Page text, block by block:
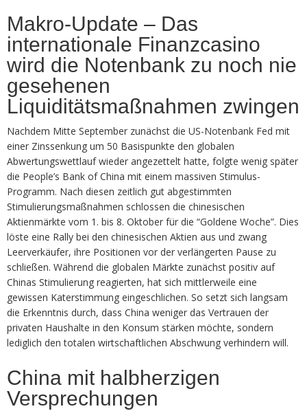
Makro-Update – Das
internationale Finanzcasino
wird die Notenbank zu noch nie
gesehenen
Liquiditätsmaßnahmen zwingen
Nachdem Mitte September zunächst die US-Notenbank Fed mit
einer Zinssenkung um 50 Basispunkte den globalen
Abwertungswettlauf wieder angezettelt hatte, folgte wenig später
die People’s Bank of China mit einem massiven Stimulus-
Programm. Nach diesen zeitlich gut abgestimmten
Stimulierungsmaßnahmen schlossen die chinesischen
Aktienmärkte vom 1. bis 8. Oktober für die “Goldene Woche”. Dies
löste eine Rally bei den chinesischen Aktien aus und zwang
Leerverkäufer, ihre Positionen vor der verlängerten Pause zu
schließen. Während die globalen Märkte zunächst positiv auf
Chinas Stimulierung reagierten, hat sich mittlerweile eine
gewissen Katerstimmung eingeschlichen. So setzt sich langsam
die Erkenntnis durch, dass China weniger das Vertrauen der
privaten Haushalte in den Konsum stärken möchte, sondern
lediglich den totalen wirtschaftlichen Abschwung verhindern will.
China mit halbherzigen
Versprechungen